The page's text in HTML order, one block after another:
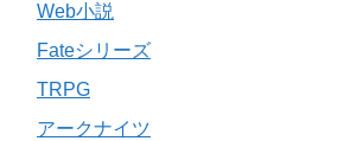
Web小説
Fateシリーズ
TRPG
アークナイツ